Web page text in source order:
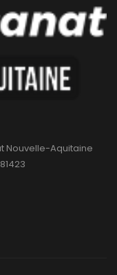
Nouvelle-Aquitaine